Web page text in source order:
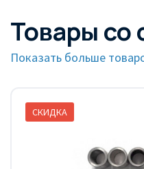
Товары со
Показать больше
СКИДКА